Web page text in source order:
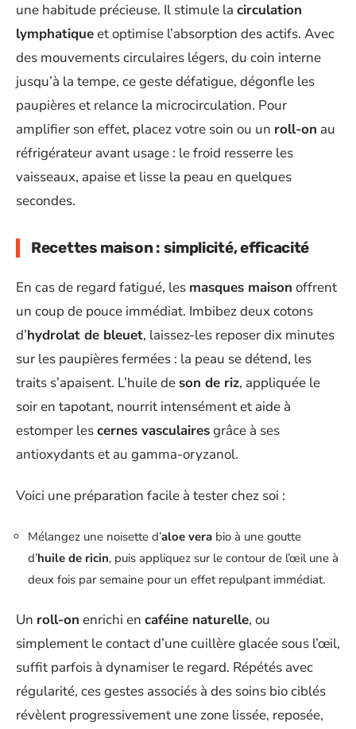
une habitude précieuse. Il stimule la circulation
lymphatiqueet optimise l’absorption des actifs. Avec
des mouvements circulaires légers, du coin interne
jusqu’à la tempe, ce geste défatigue, dégonfle les
paupières et relance la microcirculation. Pour
amplifier son effet, placez votre soin ou un roll-on au
réfrigérateur avant usage : le froid resserre les
vaisseaux, apaise et lisse la peau en quelques
secondes.
Recettes maison : simplicité, efficacité
En cas de regard fatigué, les masques maison offrent
un coup de pouce immédiat. Imbibez deux cotons
d’hydrolat de bleuet, laissez-les reposer dix minutes
sur les paupières fermées : la peau se détend, les
traits s’apaisent. L’huile de son de riz, appliquée le
soir en tapotant, nourrit intensément et aide à
estomper lescernes vasculairesgrâce à ses
antioxydants et au gamma-oryzanol.
Voici une préparation facile à tester chez soi :
Mélangez une noisette d’aloe vera bio à une goutte
d’huile de ricin, puis appliquez sur le contour de l’œil une à
deux fois par semaine pour un effet repulpant immédiat.
Un roll-on enrichi en caféine naturelle, ou
simplement le contact d’une cuillère glacée sous l’œil,
suffit parfois à dynamiser le regard. Répétés avec
régularité, ces gestes associés à des soins bio ciblés
révèlent progressivement une zone lissée, reposée,